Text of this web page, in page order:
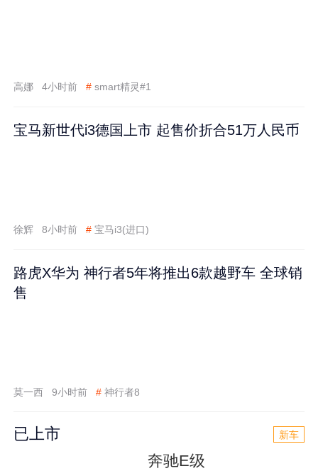
高娜 4小时前 # smart精灵#1
宝马新世代i3德国上市 起售价折合51万人民币
徐辉 8小时前 # 宝马i3(进口)
路虎X华为 神行者5年将推出6款越野车 全球销
售
莫一西 9小时前 # 神行者8
已上市 新车
奔驰E级